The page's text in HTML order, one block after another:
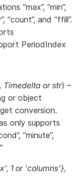
“max”, “min”,
“count”, and “ffill”.
PeriodIndex
, Timedelta orstr) –
or object
conversion.
only supports
“minute”,
, 1 or 'columns'},